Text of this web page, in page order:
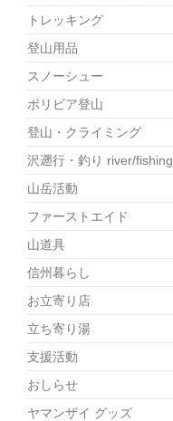
トレッキング
登山用品
スノーシュー
ボリビア登山
登山・クライミング
沢遡行・釣り river/fishing
山岳活動
ファーストエイド
山道具
信州暮らし
お立寄り店
立ち寄り湯
支援活動
おしらせ
ヤマンザイ グッズ